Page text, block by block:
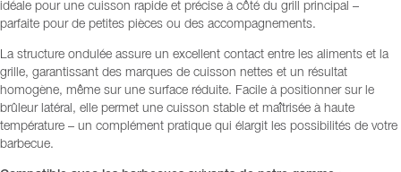
idéale pour une cuisson rapide et précise à côté du grill principal –
parfaite pour de petites pièces ou des accompagnements.
La structure ondulée assure un excellent contact entre les aliments et la
grille, garantissant des marques de cuisson nettes et un résultat
homogène, même sur une surface réduite. Facile à positionner sur le
brûleur latéral, elle permet une cuisson stable et maîtrisée à haute
température – un complément pratique qui élargit les possibilités de votre
barbecue.